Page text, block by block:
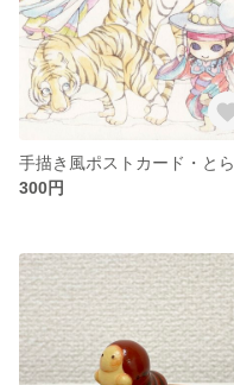
手描き風ポストカード・とら
300円